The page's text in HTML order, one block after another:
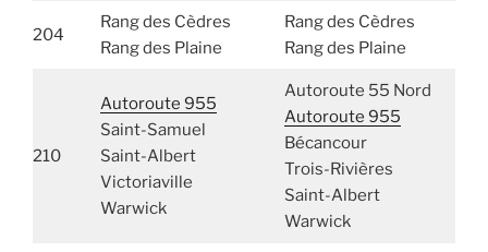
204
Rang des Cèdres
Rang des Plaine
Rang des Cèdres
Rang des Plaine
210
Autoroute 955
Saint-Samuel
Saint-Albert
Victoriaville
Warwick
Autoroute 55 Nord
Autoroute 955
Bécancour
Trois-Rivières
Saint-Albert
Warwick